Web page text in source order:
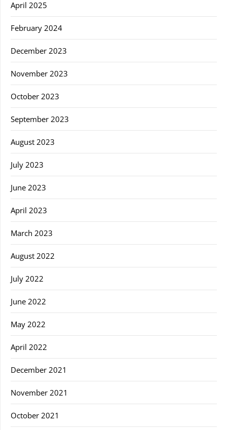
April 2025
February 2024
December 2023
November 2023
October 2023
September 2023
August 2023
July 2023
June 2023
April 2023
March 2023
August 2022
July 2022
June 2022
May 2022
April 2022
December 2021
November 2021
October 2021